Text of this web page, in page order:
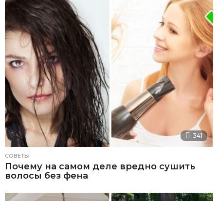
341
СОВЕТЫ
Почему на самом деле вредно сушить
волосы без фена